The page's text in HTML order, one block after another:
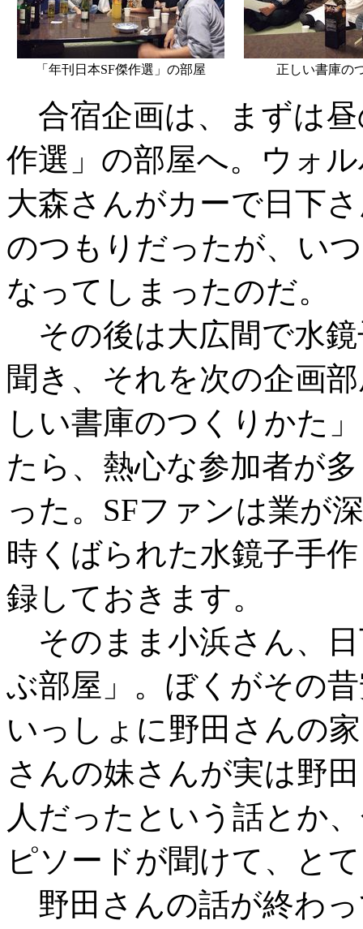
「年刊日本SF傑作選」の部屋 正しい書庫の
合宿企画は、まずは昼
作選」の部屋へ。ウォ
大森さんがカーで日下
のつもりだったが、い
なってしまったのだ。
その後は大広間で水
聞き、それを次の企画
しい書庫のつくりかた
たら、熱心な参加者が
った。SFファンは業が
時くばられた水鏡子手
録しておきます。
そのまま小浜さん、
ぶ部屋」。ぼくがその
いっしょに野田さんの
さんの妹さんが実は野
人だったという話とか
ピソードが聞けて、と
野田さんの話が終わ